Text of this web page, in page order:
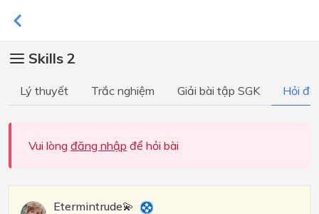
Skills 2
Lý thuyết Trắc nghiệm Giải bài tập SGK Hỏi
Vui lòng đăng nhập để hỏi bài
Etermintrude💫